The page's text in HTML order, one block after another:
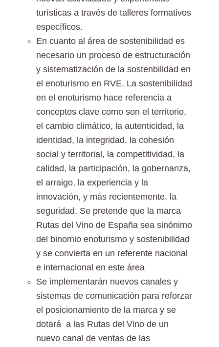
turísticas a través de talleres formativos
específicos.
En cuanto al área de sostenibilidad es
necesario un proceso de estructuración
y sistematización de la sostenbilidad en
el enoturismo en RVE. La sostenibilidad
en el enoturismo hace referencia a
conceptos clave como son el territorio,
el cambio climático, la autenticidad, la
identidad, la integridad, la cohesión
social y territorial, la competitividad, la
calidad, la participación, la gobernanza,
el arraigo, la experiencia y la
innovación, y más recientemente, la
seguridad. Se pretende que la marca
Rutas del Vino de España sea sinónimo
del binomio enoturismo y sostenibilidad
y se convierta en un referente nacional
e internacional en este área
Se implementarán nuevos canales y
sistemas de comunicación para reforzar
el posicionamiento de la marca y se
dotará a las Rutas del Vino de un
nuevo canal de ventas de las